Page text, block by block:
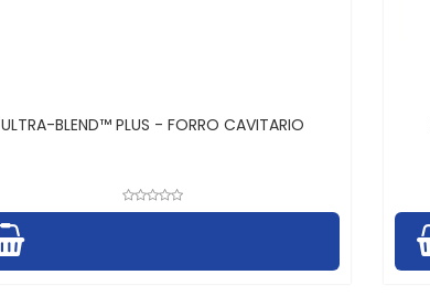
ULTRA-BLEND™ PLUS - FORRO CAVITARIO